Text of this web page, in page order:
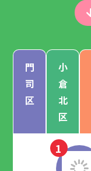
門
司
区
小
倉
北
区
1